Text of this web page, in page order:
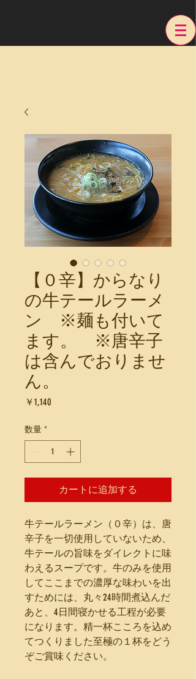
【０辛】からなり
の牛テールラーメ
ン ※麺も付いて
ます。 ※唐辛子
は含んでおりませ
ん。
￥1,140
数量 *
カートに追加する
牛テールラーメン（０辛）は、唐
辛子を一切使用していないため、
牛テールの旨味をダイレクトに味
わえるスープです。牛のみを使用
してここまでの濃厚な味わいを出
すためには、丸々24時間煮込んだ
あと、4日間寝かせる工程が必要
になります。精一杯こころを込め
てつくりました至極の１杯をどう
ぞご賞味ください。